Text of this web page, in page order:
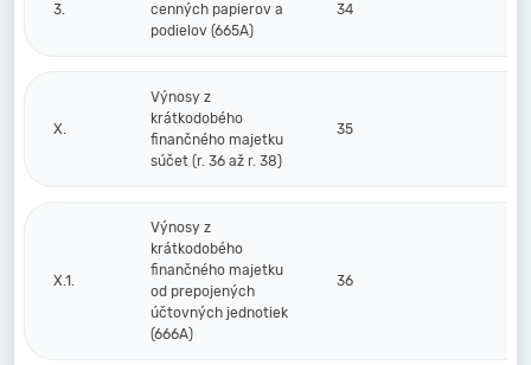
3.
cenných papierov a
podielov (665A)
34
X.
Výnosy z
krátkodobého
finančného majetku
súčet (r. 36 až r. 38)
35
X.1.
Výnosy z
krátkodobého
finančného majetku
od prepojených
účtovných jednotiek
(666A)
36